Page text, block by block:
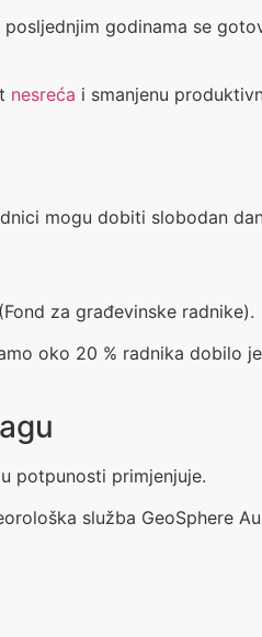
godinama se
nesreća i smanjenu
mogu dobiti slobodan
za građevinske radnike).
oko 20 % radnika dobilo
potpunosti primjenjuje.
služba GeoSphere